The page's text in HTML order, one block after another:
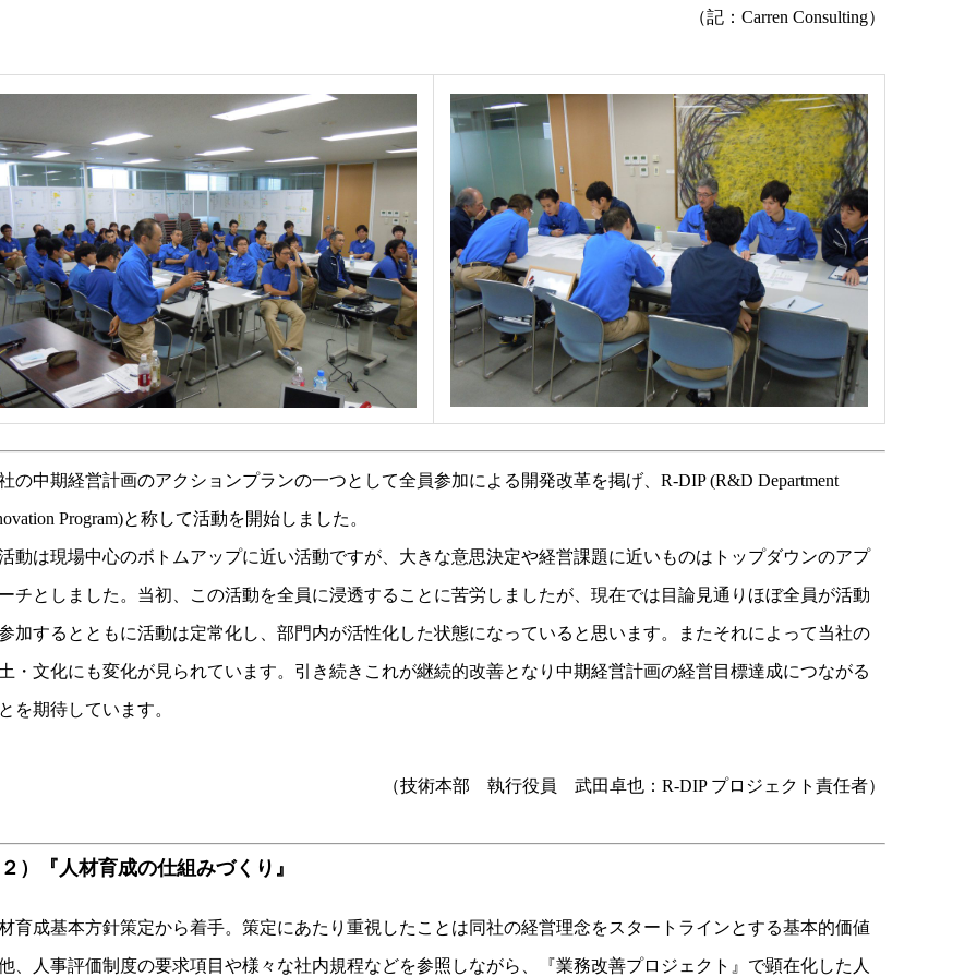
（記：Carren Consulting）
の中期経営計画のアクションプランの一つとして全員参加による開発改革を掲げ、R-DIP (R&D Department
Program)と称して活動を開始しました。
動は現場中心のボトムアップに近い活動ですが、大きな意思決定や経営課題に近いものはトップダウンのアプ
チとしました。当初、この活動を全員に浸透することに苦労しましたが、現在では目論見通りほぼ全員が活動
加するとともに活動は定常化し、部門内が活性化した状態になっていると思います。またそれによって当社の
・文化にも変化が見られています。引き続きこれが継続的改善となり中期経営計画の経営目標達成につながる
を期待しています。
（技術本部 執行役員 武田卓也：R-DIP プロジェクト責任者）
）『人材育成の仕組みづくり』
育成基本方針策定から着手。策定にあたり重視したことは同社の経営理念をスタートラインとする基本的価値
、人事評価制度の要求項目や様々な社内規程などを参照しながら、『業務改善プロジェクト』で顕在化した人